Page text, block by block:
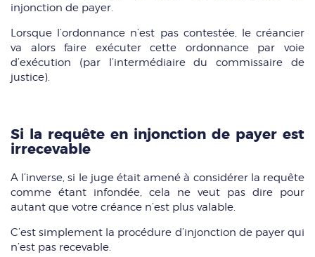
injonction de payer.
Lorsque l’ordonnance n’est pas contestée, le créancier
va alors faire exécuter cette ordonnance par voie
d’exécution (par l’intermédiaire du commissaire de
justice).
Si la requête en injonction de payer est
irrecevable
A l’inverse, si le juge était amené à considérer la requête
comme étant infondée, cela ne veut pas dire pour
autant que votre créance n’est plus valable.
C’est simplement la procédure d’injonction de payer qui
n’est pas recevable.